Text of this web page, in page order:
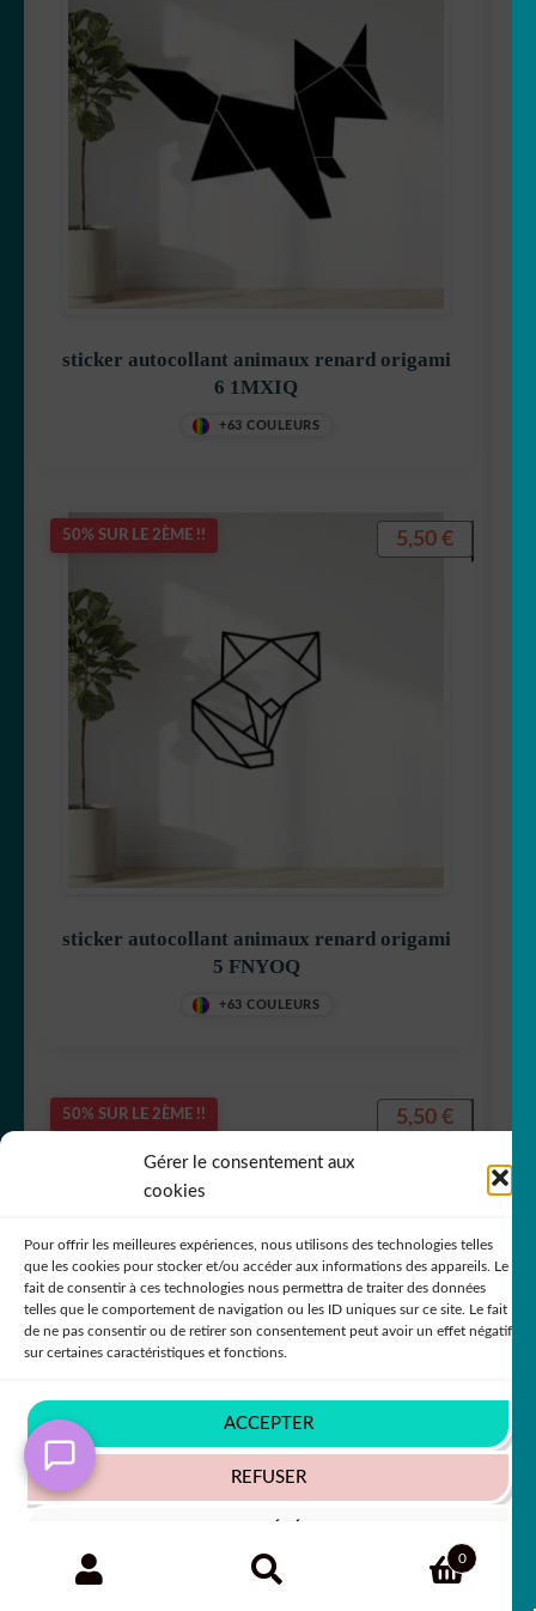
Gérer le consentement aux
cookies
Pour offrir les meilleures expériences, nous utilisons des technologies telles
que les cookies pour stocker et/ou accéder aux informations des appareils. Le
fait de consentir à ces technologies nous permettra de traiter des données
telles que le comportement de navigation ou les ID uniques sur ce site. Le fait
de ne pas consentir ou de retirer son consentement peut avoir un effet négatif
sur certaines caractéristiques et fonctions.
ACCEPTER
REFUSER
Politique de confidentialité
website is restructuring its languages - Afin de vous
donner un meilleur service, notre site restructure ses
langues
Ignorer
sticker autocollant animaux renard origami
6 1MXIQ
+63 COULEURS
50% SUR LE 2ÈME !!
sticker autocollant animaux renard origami
5 FNYOQ
+63 COULEURS
5,50 €
50% SUR LE 2ÈME !!
sticker autocollant animaux renard origami
+63 COULEURS
5,50 €
Recherche
RECHERCHE 0